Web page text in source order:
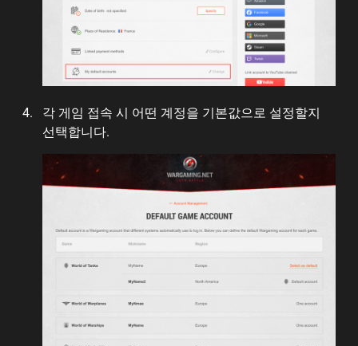
각 게임 접속 시 어떤 계정을 기본값으로 설정할지
선택합니다.